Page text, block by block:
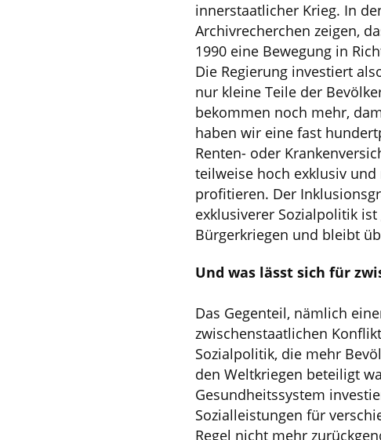
innerstaatlicher Krieg. In
Archivrecherchen zeigen,
1990 eine Bewegung in
Die Regierung investiert
nur kleine Teile der
bekommen noch mehr,
haben wir eine fast
Renten- oder
teilweise hoch exklusiv
profitieren. Der
exklusiverer Sozialpolitik
Bürgerkriegen und bleibt
Und was lässt sich für
Das Gegenteil, nämlich
zwischenstaatlichen
Sozialpolitik, die mehr
den Weltkriegen beteiligt
Gesundheitssystem
Sozialleistungen für
Regel nicht mehr